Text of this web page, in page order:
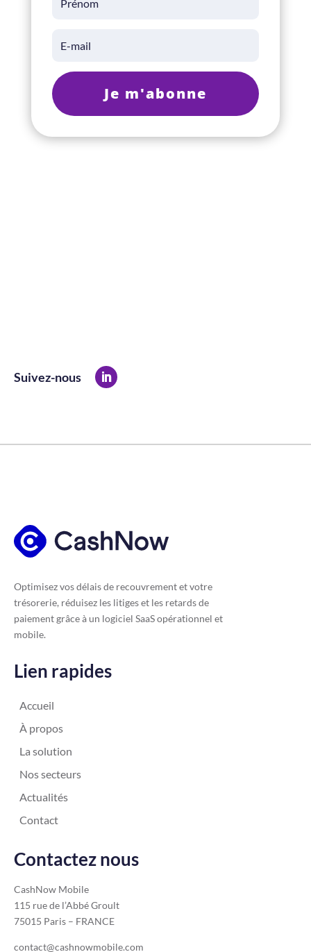
Je m'abonne
Suivez-nous
Optimisez vos délais de recouvrement et votre
trésorerie, réduisez les litiges et les retards de
paiement grâce à un logiciel SaaS opérationnel et
mobile.
Lien rapides
Accueil
À propos
La solution
Nos secteurs
Actualités
Contact
Contactez nous
CashNow Mobile
115 rue de l’Abbé Groult
75015 Paris – FRANCE
contact@cashnowmobile.com